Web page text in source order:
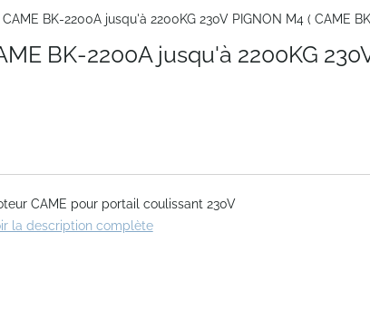
BK-2200A jusqu'à 2200KG 230V PIGNON M4 ( CAME
BK-2200A jusqu'à 2200KG
CAME pour portail coulissant 230V
la description complète